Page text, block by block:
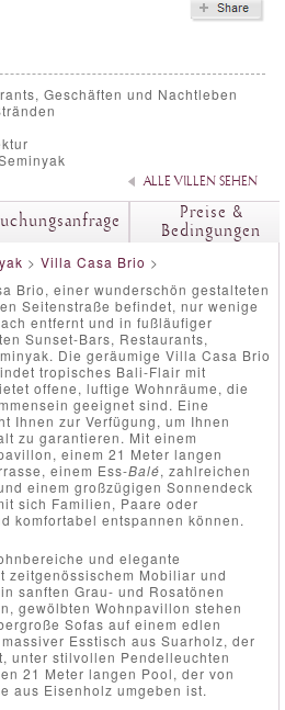
Geschäften und Nachtleben
ALLE VILLEN SEHEN
Preise &
Bedingungen
> Villa Casa Brio >
Brio, einer wunderschön gestalteten
Seitenstraße befindet, nur wenige
entfernt und in fußläufiger
Sunset-Bars, Restaurants,
Die geräumige Villa Casa Brio
tropisches Bali-Flair mit
offene, luftige Wohnräume, die
geeignet sind. Eine
Ihnen zur Verfügung, um Ihnen
zu garantieren. Mit einem
einem 21 Meter langen
einem Ess-Balé, zahlreichen
einem großzügigen Sonnendeck
sich Familien, Paare oder
komfortabel entspannen können.
und elegante
zeitgenössischem Mobiliar und
sanften Grau- und Rosatönen
gewölbten Wohnpavillon stehen
Sofas auf einem edlen
Esstisch aus Suarholz, der
unter stilvollen Pendelleuchten
21 Meter langen Pool, der von
aus Eisenholz umgeben ist.